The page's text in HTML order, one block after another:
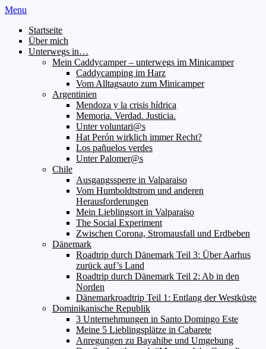
Menu
Startseite
Über mich
Unterwegs in…
Mein Caddycamper – unterwegs im Minicamper
Caddycamping im Harz
Vom Alltagsauto zum Minicamper
Argentinien
Mendoza y la crisis hídrica
Memoria. Verdad. Justicia.
Unter voluntari@s
Hat Perón wirklich immer Recht?
Los pañuelos verdes
Unter Palomer@s
Chile
Ausgangssperre in Valparaiso
Vom Humboldtstrom und anderen
Herausforderungen
Mein Lieblingsort in Valparaiso
The Social Experiment
Zwischen Corona, Stromausfall und Erdbeben
Dänemark
Roadtrip durch Dänemark Teil 3: Über Aarhus
zurück auf’s Land
Roadtrip durch Dänemark Teil 2: Ab in den
Norden
Dänemarkroadtrip Teil 1: Entlang der Westküste
Dominikanische Republik
3 Unternehmungen in Santo Domingo Este
Meine 5 Lieblingsplätze in Cabarete
Anregungen zu Bayahibe und Umgebung